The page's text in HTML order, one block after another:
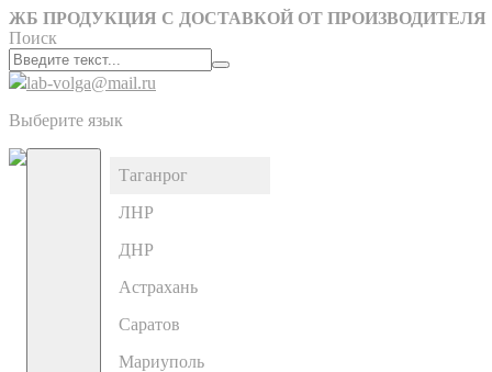
ЖБ ПРОДУКЦИЯ С ДОСТАВКОЙ ОТ ПРОИЗВОДИТЕЛЯ
Поиск
lab-volga@mail.ru
Выберите язык
Таганрог
ЛНР
ДНР
Астрахань
Саратов
Мариуполь